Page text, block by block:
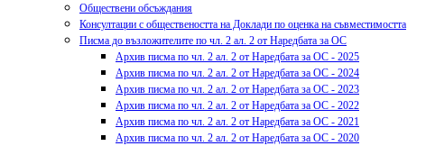
Обществени обсъждания
Консултации с обществеността на Доклади по оценка на съвместимостта
Писма до възложителите по чл. 2 ал. 2 от Наредбата за ОС
Архив писма по чл. 2 ал. 2 от Наредбата за ОС - 2025
Архив писма по чл. 2 ал. 2 от Наредбата за ОС - 2024
Архив писма по чл. 2 ал. 2 от Наредбата за ОС - 2023
Архив писма по чл. 2 ал. 2 от Наредбата за ОС - 2022
Архив писма по чл. 2 ал. 2 от Наредбата за ОС - 2021
Архив писма по чл. 2 ал. 2 от Наредбата за ОС - 2020